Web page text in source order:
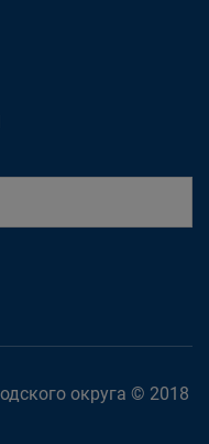
округа © 2018